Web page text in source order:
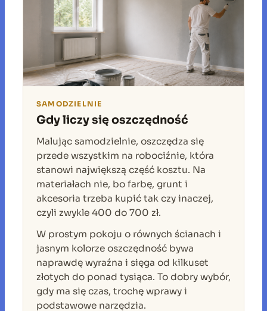
SAMODZIELNIE
Gdy liczy się oszczędność
Malując samodzielnie, oszczędza się
przede wszystkim na robociźnie, która
stanowi największą część kosztu. Na
materiałach nie, bo farbę, grunt i
akcesoria trzeba kupić tak czy inaczej,
czyli zwykle 400 do 700 zł.
W prostym pokoju o równych ścianach i
jasnym kolorze oszczędność bywa
naprawdę wyraźna i sięga od kilkuset
złotych do ponad tysiąca. To dobry wybór,
gdy ma się czas, trochę wprawy i
podstawowe narzędzia.